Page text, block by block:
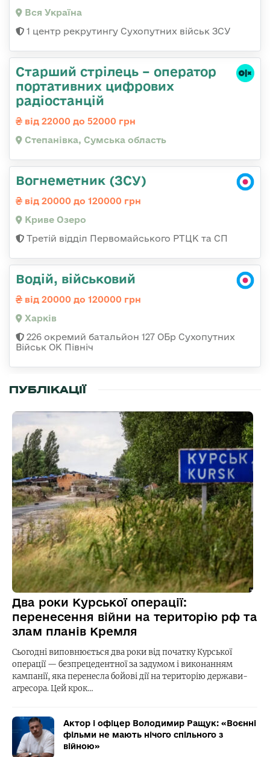
Вся Україна
1 центр рекрутингу Сухопутних військ ЗСУ
Старший стрілець – оператор
портативних цифрових
радіостанцій
від 22000 до 52000 грн
Степанівка, Сумська область
Вогнеметник (ЗСУ)
від 20000 до 120000 грн
Криве Озеро
Третій відділ Первомайського РТЦК та СП
Водій, військовий
від 20000 до 120000 грн
Харків
226 окремий батальйон 127 ОБр Сухопутних
Військ ОК Північ
ПУБЛІКАЦІЇ
Два роки Курської операції:
перенесення війни на територію рф та
злам планів Кремля
Сьогодні виповнюється два роки від початку Курської
операції — безпрецедентної за задумом і виконанням
кампанії, яка перенесла бойові дії на територію держави-
агресора. Цей крок…
Актор і офіцер Володимир Ращук: «Воєнні
фільми не мають нічого спільного з
війною»